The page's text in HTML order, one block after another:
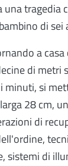
tragedia
di
a
di metri
minuti, si
28 cm,
di
sistemi di